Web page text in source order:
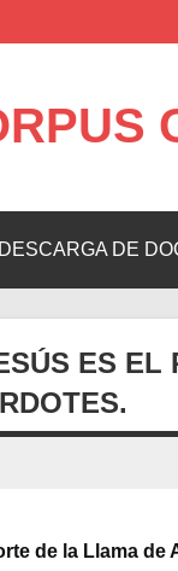
DESCARGA DE
ES EL
de la Llama de